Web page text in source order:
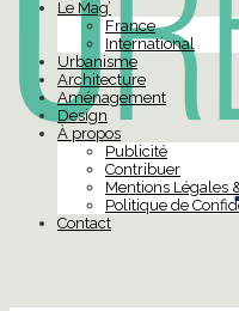
Le Mag’
France
International
Urbanisme
Architecture
Aménagement
Design
À propos
Publicité
Contribuer
Mentions Légales
Politique de
Contact